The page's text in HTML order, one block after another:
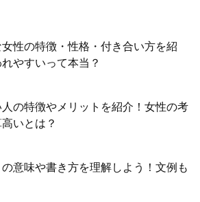
女性の特徴・性格・付き合い方を紹
やすいって本当？
の特徴やメリットを紹介！女性の考
いとは？
の意味や書き方を理解しよう！文例も